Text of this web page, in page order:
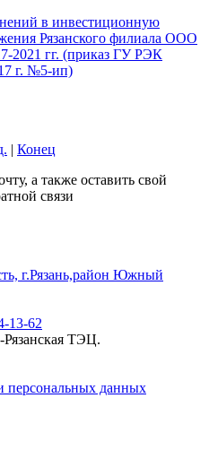
в инвестиционную
Рязанского филиала ООО
2021 гг. (приказ ГУ РЭК
г. №5-ип)
| Конец
а также оставить свой
связи
г.Рязань,район Южный
13-62
ТЭЦ.
персональных данных